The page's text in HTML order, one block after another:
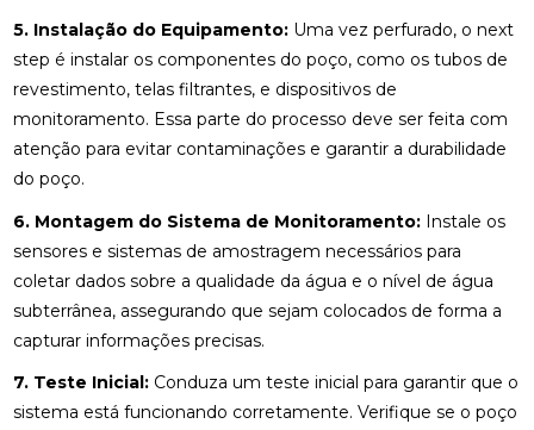
5. Instalação do Equipamento:Uma vez perfurado, o next
step é instalar os componentes do poço, como os tubos de
revestimento, telas filtrantes, e dispositivos de
monitoramento. Essa parte do processo deve ser feita com
atenção para evitar contaminações e garantir a durabilidade
do poço.
6. Montagem do Sistema de Monitoramento:Instale os
sensores e sistemas de amostragem necessários para
coletar dados sobre a qualidade da água e o nível de água
subterrânea, assegurando que sejam colocados de forma a
capturar informações precisas.
7. Teste Inicial:Conduza um teste inicial para garantir que o
sistema está funcionando corretamente. Verifique se o poço